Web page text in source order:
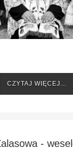
CZYTAJ WIĘCEJ...
-